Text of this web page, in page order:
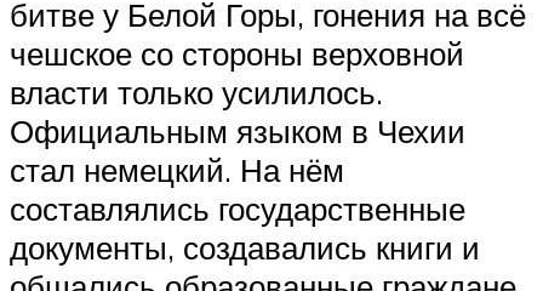
битве у Белой Горы, гонения на всё
чешское со стороны верховной
власти только усилилось.
Официальным языком в Чехии
стал немецкий. На нём
составлялись государственные
документы, создавались книги и